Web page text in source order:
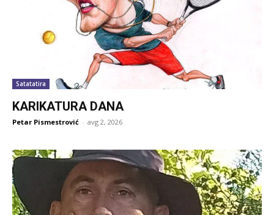
Satatatira
KARIKATURA DANA
Petar Pismestrović - avg 2, 2026